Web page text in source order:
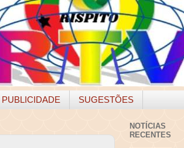
PUBLICIDADE SUGESTÕES
NOTÍCIAS
RECENTES